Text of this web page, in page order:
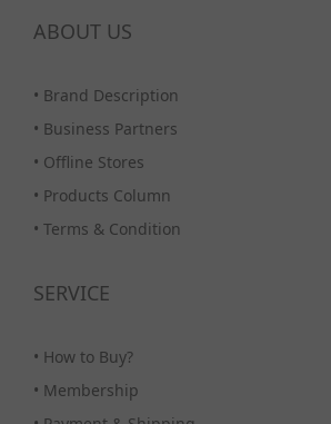
ABOUT US
• Brand Description
• Business Partners
• Offline Stores
• Products Column
• Terms & Condition
SERVICE
• How to Buy?
• Membership